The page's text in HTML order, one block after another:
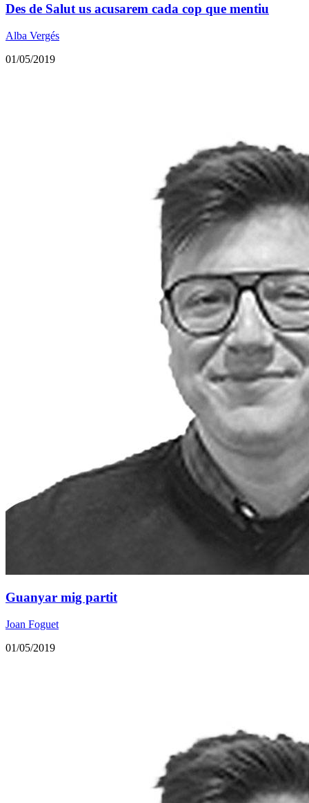
Des de Salut us acusarem cada cop que mentiu
Alba Vergés
01/05/2019
Guanyar mig partit
Joan Foguet
01/05/2019